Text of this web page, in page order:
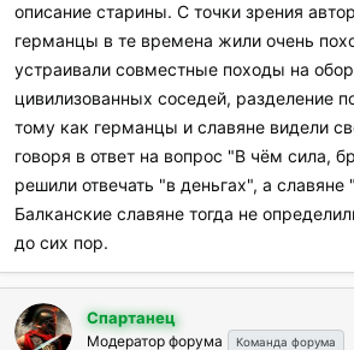
описание старины. С точки зрения
германцы в те времена жили очень
устраивали совместные походы на
цивилизованных соседей, разделение
тому как германцы и славяне видели
говоря в ответ на вопрос "В чём сила,
решили отвечать "в деньгах", а славяне
Балканские славяне тогда не
до сих пор.
Спартанец
Модератор форума Команда форума